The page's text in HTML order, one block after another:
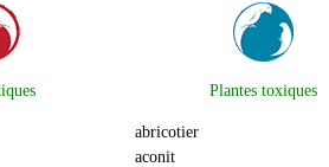
Plantes toxiques
abricotier
aconit